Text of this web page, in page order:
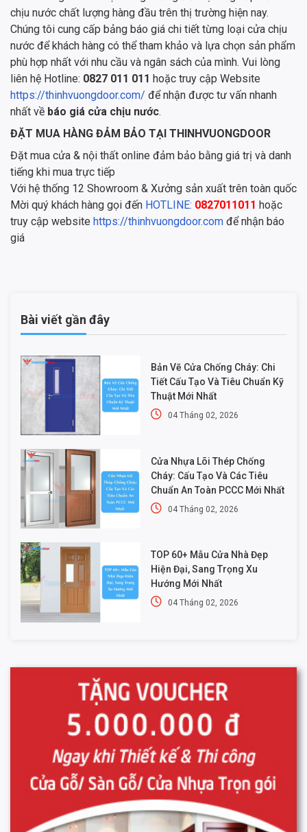
chịu nước chất lượng hàng đầu trên thị trường hiện nay.
Chúng tôi cung cấp bảng báo giá chi tiết từng loại cửa chịu
nước để khách hàng có thể tham khảo và lựa chọn sản phẩm
phù hợp nhất với nhu cầu và ngân sách của mình. Vui lòng
liên hệ Hotline: 0827 011 011 hoặc truy cập Website
https://thinhvuongdoor.com/ để nhận được tư vấn nhanh
nhất về báo giá cửa chịu nước.
ĐẶT MUA HÀNG ĐẢM BẢO TẠI THINHVUONGDOOR
Đặt mua cửa & nội thất online đảm bảo bằng giá trị và danh
tiếng khi mua trực tiếp
Với hệ thống 12 Showroom & Xưởng sản xuất trên toàn quốc
Mời quý khách hàng gọi đến HOTLINE: 0827011011 hoặc
truy cập website https://thinhvuongdoor.com để nhận báo
giá
Bài viết gần đây
Bản Vẽ Cửa Chống Cháy: Chi
Tiết Cấu Tạo Và Tiêu Chuẩn Kỹ
Thuật Mới Nhất
04 Tháng 02, 2026
Cửa Nhựa Lõi Thép Chống
Cháy: Cấu Tạo Và Các Tiêu
Chuẩn An Toàn PCCC Mới Nhất
04 Tháng 02, 2026
TOP 60+ Mẫu Cửa Nhà Đẹp
Hiện Đại, Sang Trọng Xu
Hướng Mới Nhất
04 Tháng 02, 2026